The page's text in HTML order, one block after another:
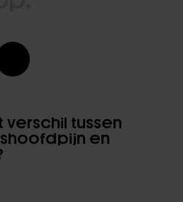
verschil tussen
en